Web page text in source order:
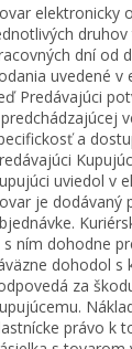
elektronicky
dní od
uvedené
Predávajúci
a
uviedol v
je dodávaný
s ním dohodne
dohodol s
za
právo k